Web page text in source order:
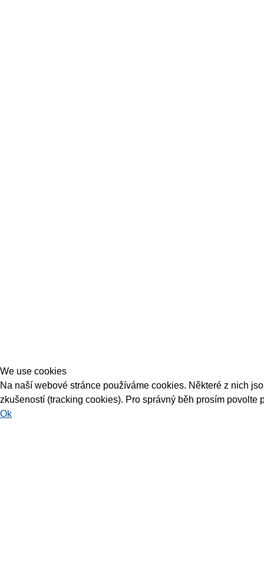
We use cookies
Na naší webové stránce používáme cookies. Některé z nich
zkušeností (tracking cookies). Pro správný běh prosím povolte
Ok